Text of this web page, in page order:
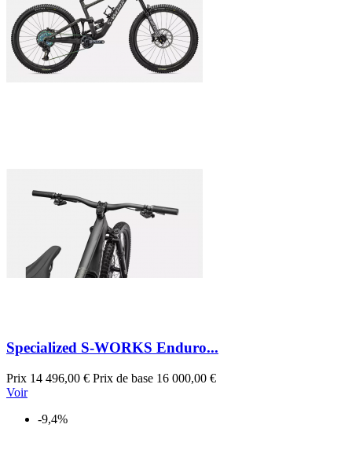
Specialized S-WORKS Enduro...
Prix 14 496,00 € Prix de base 16 000,00 €
Voir
-9,4%